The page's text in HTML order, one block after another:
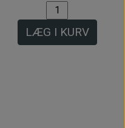
LÆG I KURV